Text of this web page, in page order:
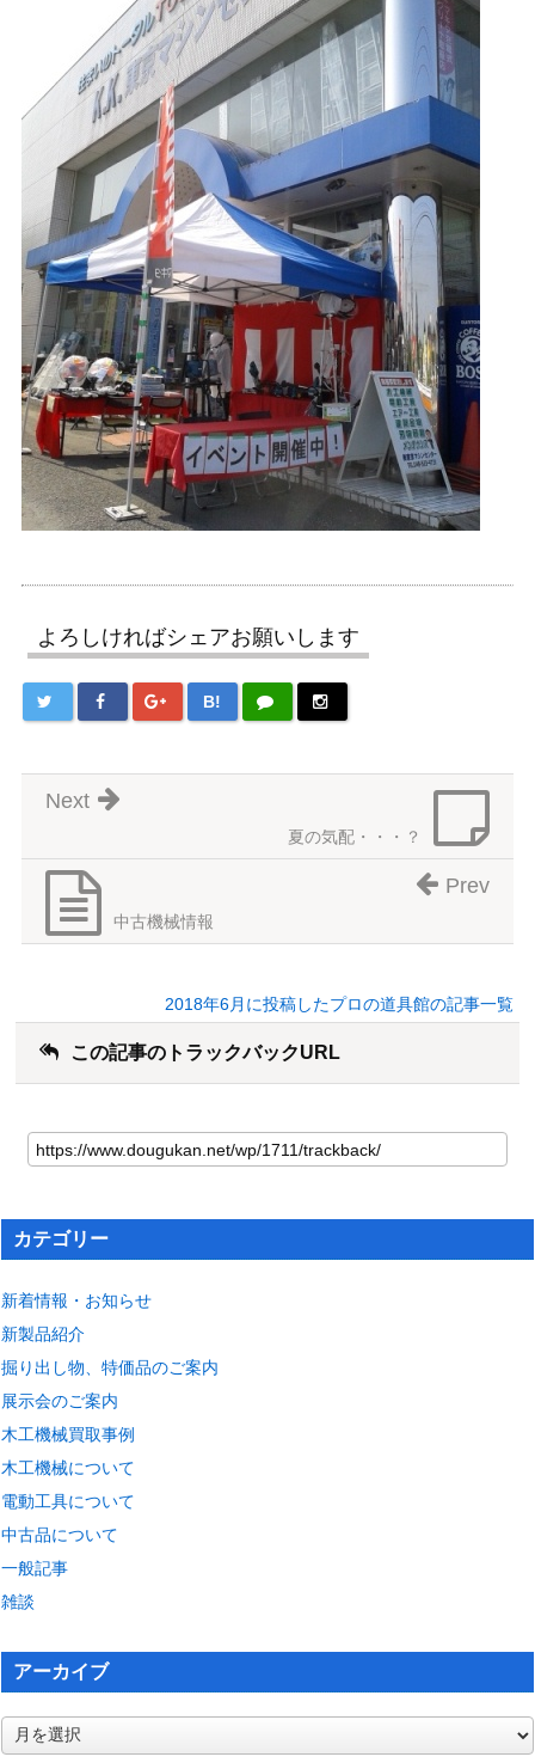
よろしければシェアお願いします
B!
夏の気配・・・？
Next
中古機械情報
Prev
2018年6月に投稿したプロの道具館の記事一覧
この記事のトラックバックURL
カテゴリー
新着情報・お知らせ
新製品紹介
掘り出し物、特価品のご案内
展示会のご案内
木工機械買取事例
木工機械について
電動工具について
中古品について
一般記事
雑談
アーカイブ
ア
ー